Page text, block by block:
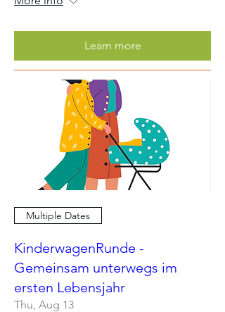
Learn more
Multiple Dates
KinderwagenRunde -
Gemeinsam unterwegs im
ersten Lebensjahr
Thu, Aug 13